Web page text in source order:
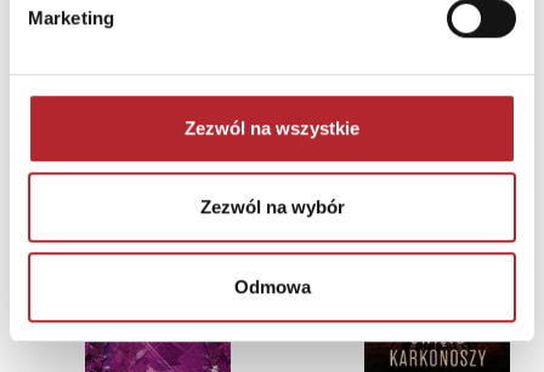
Marketing
Zezwól na wszystkie
Zezwól na wybór
Odmowa
Zaloguj się, aby kupić
NAJCZĘŚCIEJ KUPOWANE zobacz więcej
TOP 100
TOP 100